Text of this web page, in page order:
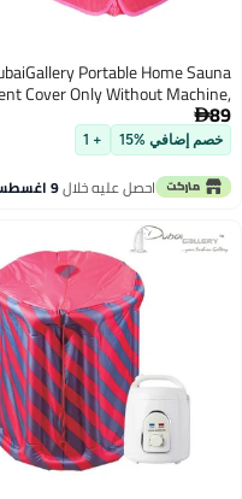
DubaiGallery Portable Home
Tent Cover Only Without
Heat Retaining
Foldable Steam Spa
Zipper Access, Compact
Wellness Tent for
Indoor Spa and Home
%15
+ 1
احصل عليه خلال9 اغسطس